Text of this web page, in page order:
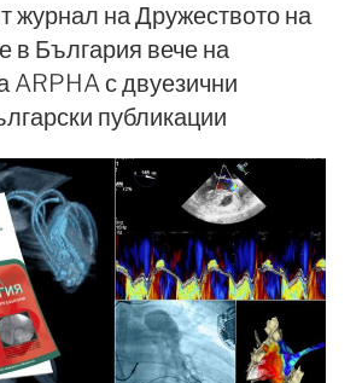
журнал на Дружеството на
в България вече на
ARPHA с двуезични
публикации